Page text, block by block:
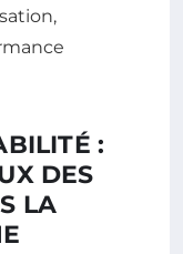
:
DES
LA